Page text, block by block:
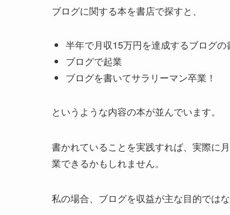
ブログに関する本を書店で探すと、
半年で月収15万円を達成するブログの
ブログで起業
ブログを書いてサラリーマン卒業！
というような内容の本が並んでいます。
書かれていることを実践すれば、実際に
業できるかもしれません。
私の場合、ブログを収益が主な目的では